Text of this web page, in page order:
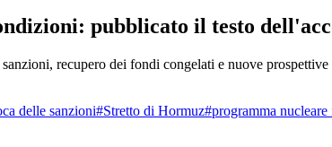
pubblicato il testo
recupero dei fondi congelati e nuove
delle sanzioni#Stretto di Hormuz#programma nucleare